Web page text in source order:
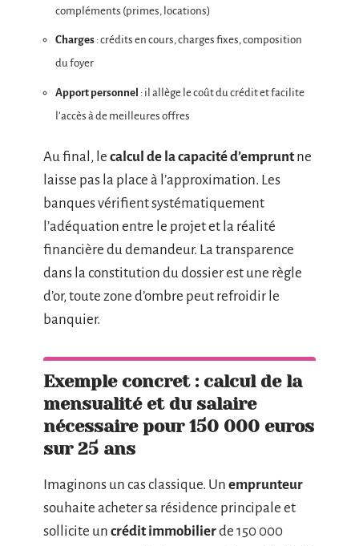
compléments (primes, locations)
Charges : crédits en cours, charges fixes, composition
du foyer
Apport personnel : il allège le coût du crédit et facilite
l’accès à de meilleures offres
Au final, le calcul de la capacité d’empruntne
laisse pas la place à l’approximation. Les
banques vérifient systématiquement
l’adéquation entre le projet et la réalité
financière du demandeur. La transparence
dans la constitution du dossier est une règle
d’or, toute zone d’ombre peut refroidir le
banquier.
Exemple concret : calcul de la
mensualité et du salaire
nécessaire pour 150 000 euros
sur 25 ans
Imaginons un cas classique. Un emprunteur
souhaite acheter sa résidence principale et
sollicite un crédit immobilierde 150 000